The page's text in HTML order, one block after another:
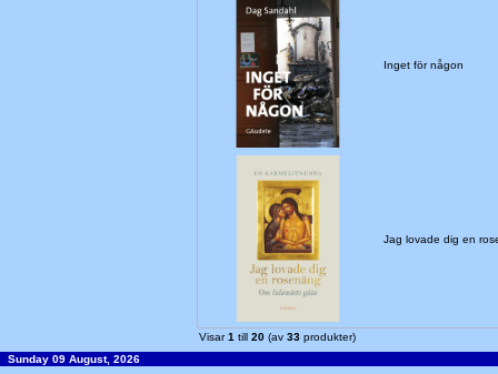
Inget för någon
Jag lovade dig en
Visar1 till 20 (av 33 produkter)
Sunday 09 August, 2026